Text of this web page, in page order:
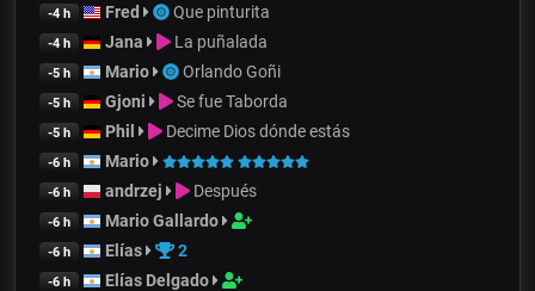
-4 h Fred Que pinturita
-4 h Jana La puñalada
-5 h Mario Orlando Goñi
-5 h Gjoni Se fue Taborda
-5 h Phil Decime Dios dónde estás
-6 h Mario
-6 h andrzej Después
-6 h Mario Gallardo
-6 h Elías 2
-6 h Elías Delgado